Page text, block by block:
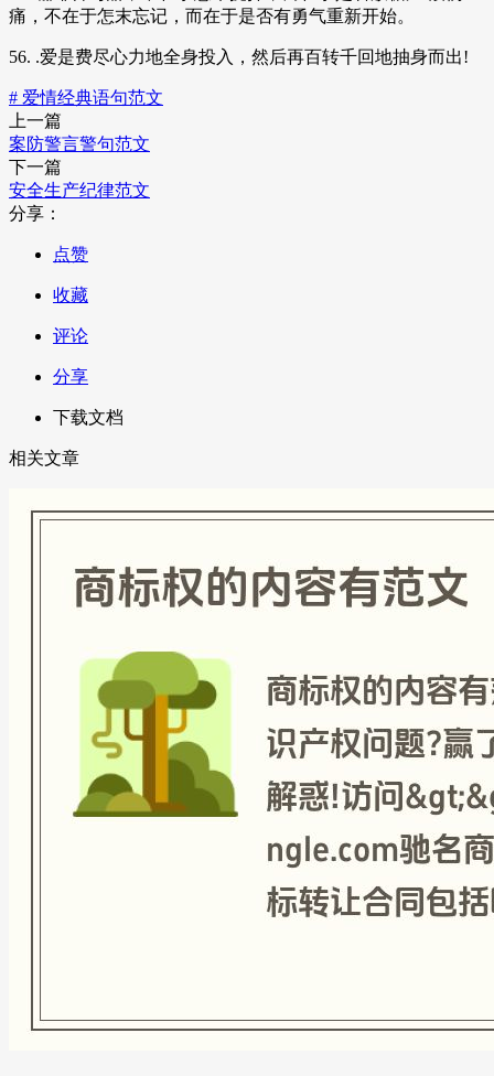
痛，不在于怎末忘记，而在于是否有勇气重新开始。
56. .爱是费尽心力地全身投入，然后再百转千回地抽身而出!
# 爱情经典语句范文
上一篇
案防警言警句范文
下一篇
安全生产纪律范文
分享：
点赞
收藏
评论
分享
下载文档
相关文章